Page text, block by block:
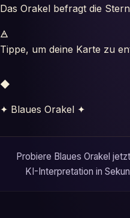
Das Orakel befragt die
🜁
Tippe, um deine Karte zu
◆
✦ Blaues Orakel ✦
Probiere Blaues Orakel
KI-Interpretation in